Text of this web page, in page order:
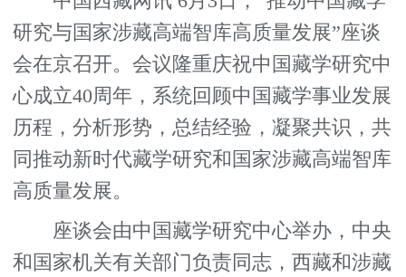
研究与国家涉藏高端智库高质量发展”座谈
会在京召开。会议隆重庆祝中国藏学研究中
心成立40周年，系统回顾中国藏学事业发展
历程，分析形势，总结经验，凝聚共识，共
同推动新时代藏学研究和国家涉藏高端智库
高质量发展。
座谈会由中国藏学研究中心举办，中央
和国家机关有关部门负责同志，西藏和涉藏